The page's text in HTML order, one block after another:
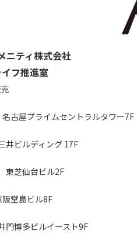
ニティ株式会社
フ推進室
名古屋プライムセントラルタワー7F
井ビルディング 17F
東芝仙台ビル2F
阪堂島ビル8F
門博多ビルイースト9F